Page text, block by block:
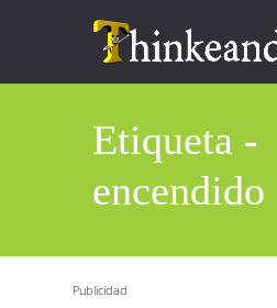
Etiqueta -
encendido
Publicidad